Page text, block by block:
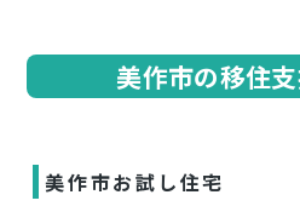
美作市の移住
美作市お試し住宅